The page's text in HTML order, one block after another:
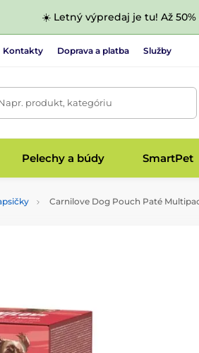
☀️ Letný výpredaj je tu! Až
Kontakty Doprava a platba Služby
produkt, kategóriu
Pelechy a búdy SmartPet
Carnilove Dog Pouch Paté